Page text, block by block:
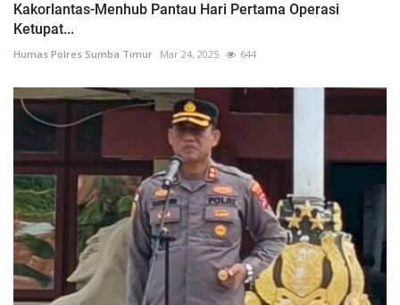
Kakorlantas-Menhub Pantau Hari Pertama Operasi
Ketupat...
Humas Polres Sumba Timur Mar 24, 2025 644